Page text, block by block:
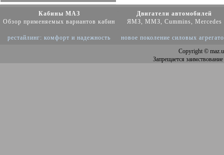
Кабины МАЗ
Обзор применяемых вариантов кабин
рестайлинг: комфорт и надежность
Двигатели автомобилей
ЯМЗ, ММЗ, Cummins, Mercedes
новое поколение силовых
Copyright©
Запрещается